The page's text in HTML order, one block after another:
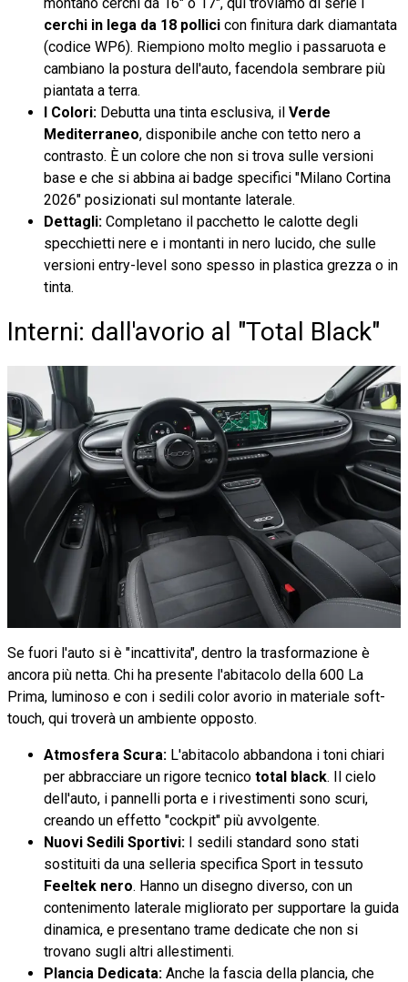
cerchi in lega da 18 pollici con finitura dark diamantata
(codice WP6). Riempiono molto meglio i passaruota e
cambiano la postura dell'auto, facendola sembrare più
piantata a terra.
I Colori: Debutta una tinta esclusiva, il Verde
Mediterraneo, disponibile anche con tetto nero a
contrasto. È un colore che non si trova sulle versioni
base e che si abbina ai badge specifici "Milano Cortina
2026" posizionati sul montante laterale.
Dettagli: Completano il pacchetto le calotte degli
specchietti nere e i montanti in nero lucido, che sulle
versioni entry-level sono spesso in plastica grezza o in
tinta.
Interni: dall'avorio al "Total Black"
Se fuori l'auto si è "incattivita", dentro la trasformazione è
ancora più netta. Chi ha presente l'abitacolo della 600 La
Prima, luminoso e con i sedili color avorio in materiale soft-
touch, qui troverà un ambiente opposto.
Atmosfera Scura: L'abitacolo abbandona i toni chiari
per abbracciare un rigore tecnico total black. Il cielo
dell'auto, i pannelli porta e i rivestimenti sono scuri,
creando un effetto "cockpit" più avvolgente.
Nuovi Sedili Sportivi: I sedili standard sono stati
sostituiti da una selleria specifica Sport in tessuto
Feeltek nero. Hanno un disegno diverso, con un
contenimento laterale migliorato per supportare la guida
dinamica, e presentano trame dedicate che non si
trovano sugli altri allestimenti.
Plancia Dedicata: Anche la fascia della plancia, che